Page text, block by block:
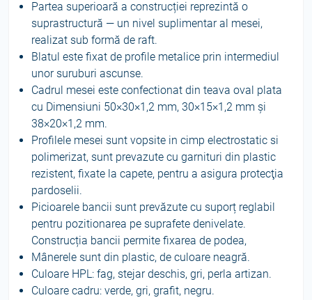
Partea superioară a construcției reprezintă o
suprastructură — un nivel suplimentar al mesei,
realizat sub formă de raft.
Blatul este fixat de profile metalice prin intermediul
unor suruburi ascunse.
Cadrul mesei este confectionat din teava oval plata
cu Dimensiuni 50×30×1,2 mm, 30×15×1,2 mm și
38×20×1,2 mm.
Profilele mesei sunt vopsite in cimp electrostatic si
polimerizat, sunt prevazute cu garnituri din plastic
rezistent, fixate la capete, pentru a asigura protecţia
pardoselii.
Picioarele bancii sunt prevăzute cu suporț reglabil
pentru pozitionarea pe suprafete denivelate.
Construcția bancii permite fixarea de podea,
Mânerele sunt din plastic, de culoare neagră.
Culoare HPL: fag, stejar deschis, gri, perla artizan.
Culoare cadru: verde, gri, grafit, negru.